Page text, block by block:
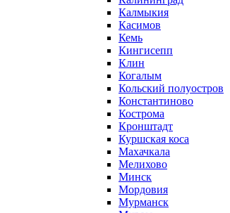
Калмыкия
Касимов
Кемь
Кингисепп
Клин
Когалым
Кольский полуостров
Константиново
Кострома
Кронштадт
Куршская коса
Махачкала
Мелихово
Минск
Мордовия
Мурманск